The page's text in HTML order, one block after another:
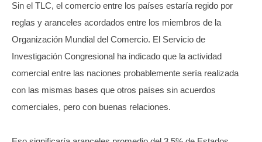
Sin el TLC, el comercio entre los países estaría regido por
reglas y aranceles acordados entre los miembros de la
Organización Mundial del Comercio. El Servicio de
Investigación Congresional ha indicado que la actividad
comercial entre las naciones probablemente sería realizada
con las mismas bases que otros países sin acuerdos
comerciales, pero con buenas relaciones.